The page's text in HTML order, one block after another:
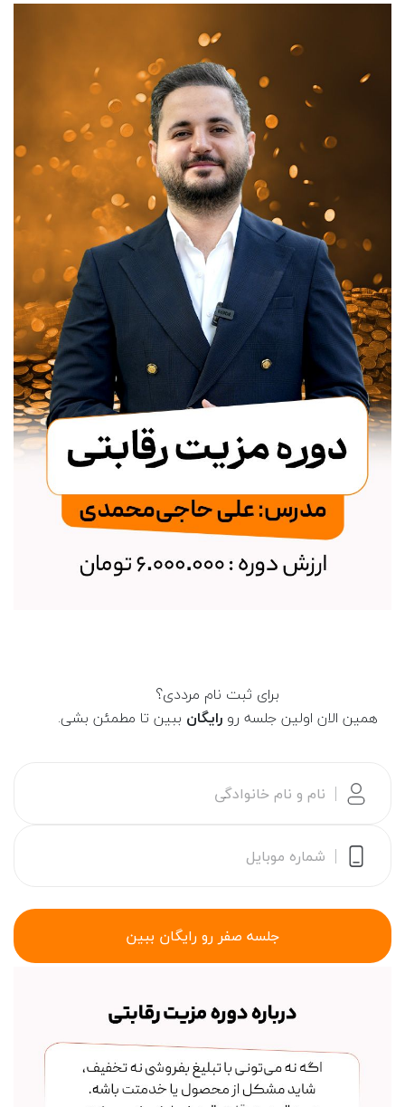
برای ثبت نام مرددی؟
همین الان اولین جلسه رورایگانببین تا مطمئن بشی.
نام و نام خانوادگی
شماره موبایل
جلسه صفر رو رایگان ببین